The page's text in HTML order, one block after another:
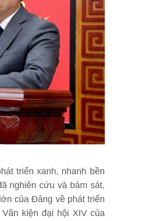
triển xanh, nhanh bền
nghiên cứu và bám sát,
của Đảng về phát triển
kiện đại hội XIV của